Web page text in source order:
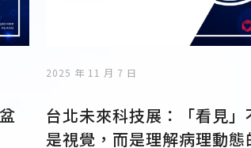
2025 年 11 月 7 日
台北未來科技展：「看見」
是視覺，而是理解病理動態